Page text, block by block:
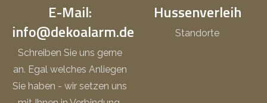
E-Mail:
info@dekoalarm.de
Schreiben Sie uns gerne
an. Egal welches Anliegen
Sie haben - wir setzen uns
Hussenverleih
Standorte